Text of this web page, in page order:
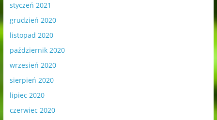
styczeń 2021
grudzień 2020
listopad 2020
październik 2020
wrzesień 2020
sierpień 2020
lipiec 2020
czerwiec 2020